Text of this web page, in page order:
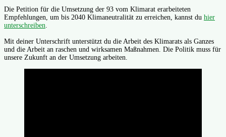
Die Petition für die Umsetzung der 93 vom Klimarat erarbeiteten
Empfehlungen, um bis 2040 Klimaneutralität zu erreichen, kannst du hier
unterschreiben
Mit deiner Unterschrift unterstützt du die Arbeit des Klimarats als Ganzes
und die Arbeit an raschen und wirksamen Maßnahmen. Die Politik muss für
unsere Zukunft an der Umsetzung arbeiten.